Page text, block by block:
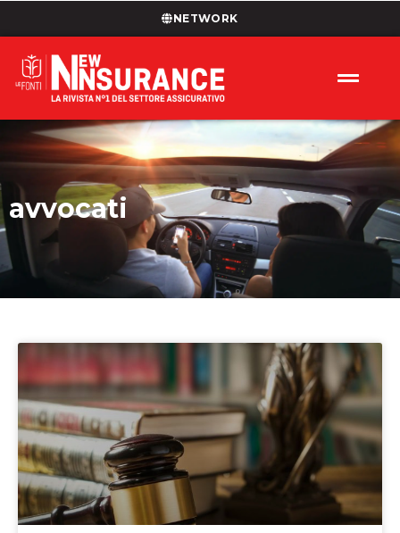
NETWORK
avvocati